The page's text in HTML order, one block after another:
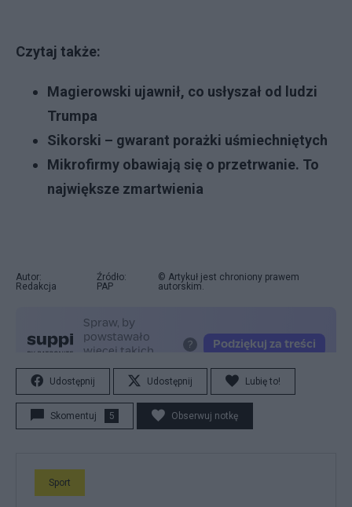
Czytaj także:
Magierowski ujawnił, co usłyszał od ludzi
Trumpa
Sikorski – gwarant porażki uśmiechniętych
Mikrofirmy obawiają się o przetrwanie. To
największe zmartwienia
Autor:
Redakcja
Źródło:
PAP
© Artykuł jest chroniony prawem
autorskim.
Udostępnij Udostępnij Lubię to!
Skomentuj 5 Obserwuj notkę
Sport